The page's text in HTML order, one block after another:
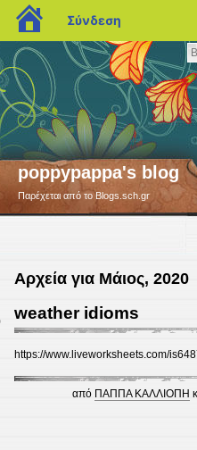
»
poppypappa's blog
Παρέχεται από το Blogs.sch.gr
Αρχεία για Μάιος, 2020
weather idioms
https://www.liveworksheets.com/
από ΠΑΠΠΑ ΚΑΛΛΙΟΠΗ
blogs.sch.gr
Σύνδεση